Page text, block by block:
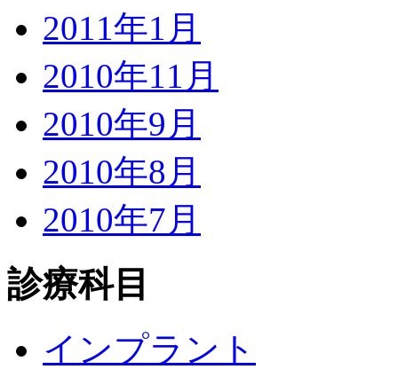
2011年1月
2010年11月
2010年9月
2010年8月
2010年7月
診療科目
インプラント